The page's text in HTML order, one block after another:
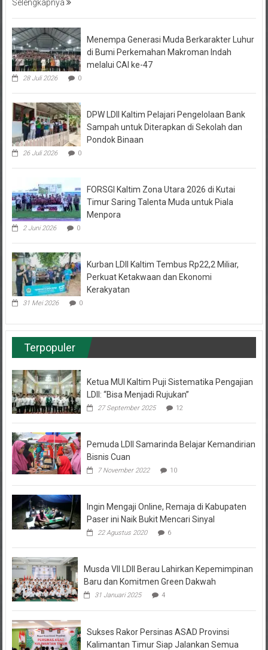
di Bumi Perkemahan Makroman Indah
melalui CAI ke-47
28 Juli 2026 0
Sampah untuk Diterapkan di Sekolah dan
Pondok Binaan
26 Juli 2026 0
Timur Saring Talenta Muda untuk Piala
Menpora
2 Juni 2026 0
Perkuat Ketakwaan dan Ekonomi
Kerakyatan
31 Mei 2026 0
Terpopuler
LDII: “Bisa Menjadi Rujukan”
27 September 2025 12
Bisnis Cuan
7 November 2022
Paser ini Naik Bukit Mencari Sinyal
22 Agustus 2020 6
Baru dan Komitmen Green Dakwah
31 Januari 2025 4
Kalimantan Timur Siap Jalankan Semua
Program